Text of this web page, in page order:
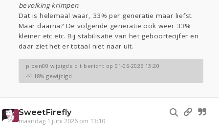
bevolking krimpen.
Dat is helemaal waar, 33% per generatie maar liefst.
Maar daarna? De volgende generatie ook weer 33%
kleiner etc etc. Bij stabilisatie van het geboortecijfer en
daar ziet het er totaal niet naar uit.
pioen00 wijzigde dit bericht op 01-06-2026 13:20
44.18% gewijzigd
SweetFirefly
maandag 1 juni 2026 om 13:10